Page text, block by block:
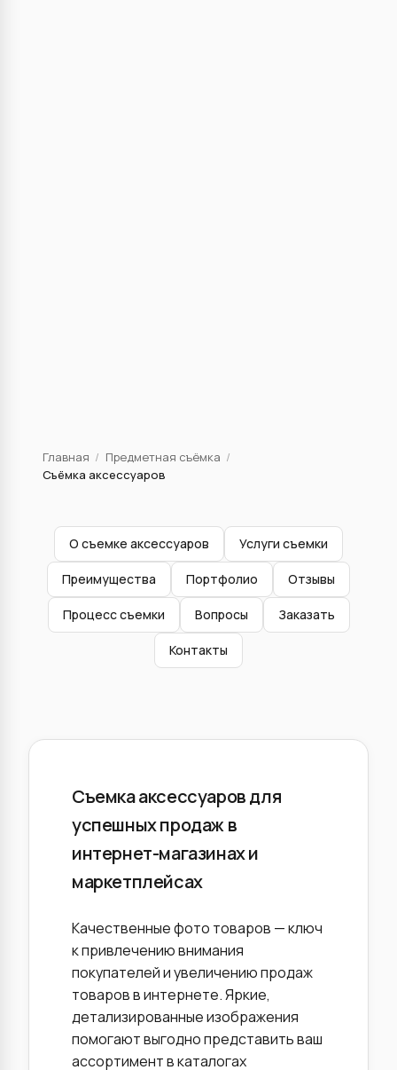
Главная / Предметная съёмка /
Съёмка аксессуаров
О съемке аксессуаров Услуги съемки
Преимущества Портфолио Отзывы
Процесс съемки Вопросы Заказать
Контакты
Съемка аксессуаров для
успешных продаж в
интернет-магазинах и
маркетплейсах
Качественные фото товаров — ключ
к привлечению внимания
покупателей и увеличению продаж
товаров в интернете. Яркие,
детализированные изображения
помогают выгодно представить ваш
ассортимент в каталогах